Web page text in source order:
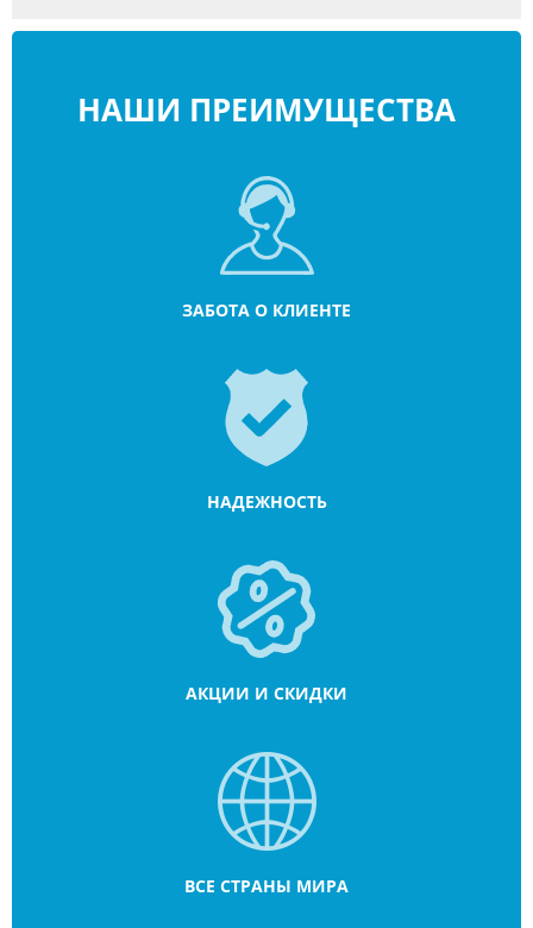
НАШИ ПРЕИМУЩЕСТВА
ЗАБОТА О КЛИЕНТЕ
НАДЕЖНОСТЬ
АКЦИИ И СКИДКИ
ВСЕ СТРАНЫ МИРА